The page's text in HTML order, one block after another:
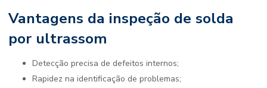
Vantagens da inspeção de solda
por ultrassom
Detecção precisa de defeitos internos;
Rapidez na identificação de problemas;